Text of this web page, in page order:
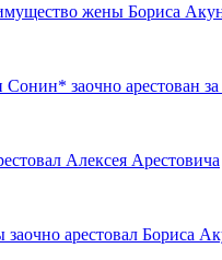
жены Бориса
заочно арестован
Алексея Арестовича
арестовал Бориса